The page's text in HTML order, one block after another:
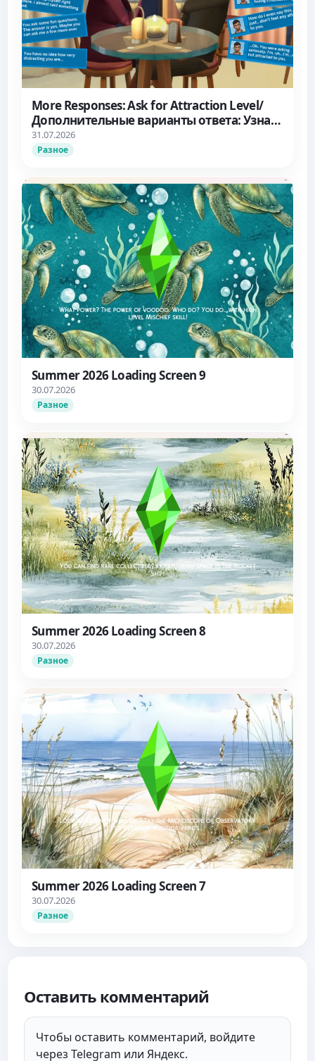
More Responses: Ask for Attraction Level/
Дополнительные варианты ответа: Узнать
об уровне влечения
31.07.2026
Разное
Summer 2026 Loading Screen 9
30.07.2026
Разное
Summer 2026 Loading Screen 8
30.07.2026
Разное
Summer 2026 Loading Screen 7
30.07.2026
Разное
Оставить комментарий
Чтобы оставить комментарий, войдите
через Telegram или Яндекс.